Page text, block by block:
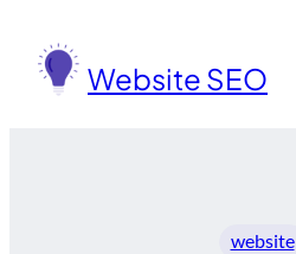
konten
Website SEO
website